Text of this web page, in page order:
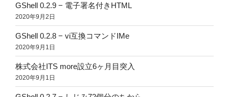
GShell 0.2.9 − 電子署名付きHTML
2020年9月2日
GShell 0.2.8 − vi互換コマンドIMe
2020年9月1日
株式会社ITS more設立6ヶ月目突入
2020年9月1日